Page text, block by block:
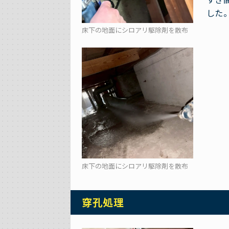
床下の地面にシロアリ駆除剤を散布
した
床下の地面にシロアリ駆除剤を散布
穿孔処理